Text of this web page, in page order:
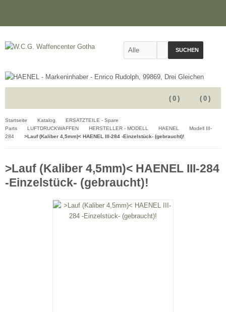
SUCHEN
( 0 )
( 0 )
Startseite Katalog
ERSATZTEILE - Spare
Parts
LUFTDRUCKWAFFEN HERSTELLER - MODELL HAENEL
Modell III-
284
>Lauf (Kaliber 4,5mm)< HAENEL III-284 -Einzelstück- (gebraucht)!
>Lauf (Kaliber 4,5mm)< HAENEL III-284
-Einzelstück- (gebraucht)!